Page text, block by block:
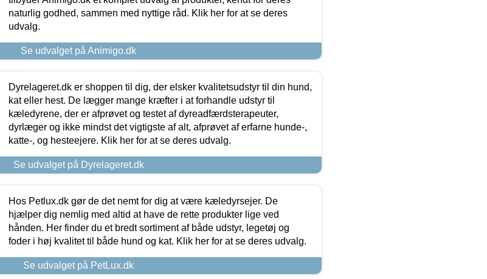
naturlig godhed, sammen med nyttige råd. Klik her for at se deres
udvalg.
Se udvalget på Animigo.dk
Dyrelageret.dk er shoppen til dig, der elsker kvalitetsudstyr til din hund,
kat eller hest. De lægger mange kræfter i at forhandle udstyr til
kæledyrene, der er afprøvet og testet af dyreadfærdsterapeuter,
dyrlæger og ikke mindst det vigtigste af alt, afprøvet af erfarne hunde-,
katte-, og hesteejere. Klik her for at se deres udvalg.
Se udvalget på Dyrelageret.dk
Hos Petlux.dk gør de det nemt for dig at være kæledyrsejer. De
hjælper dig nemlig med altid at have de rette produkter lige ved
hånden. Her finder du et bredt sortiment af både udstyr, legetøj og
foder i høj kvalitet til både hund og kat. Klik her for at se deres udvalg.
Se udvalget på PetLux.dk